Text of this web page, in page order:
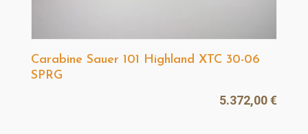
Carabine Sauer 101 Highland XTC 30-06
SPRG
5.372,00€